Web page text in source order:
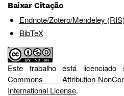
Baixar Citação
Endnote/Zotero/Mendeley (RIS)
BibTeX
Este trabalho está
Commons Attribution-
International License.